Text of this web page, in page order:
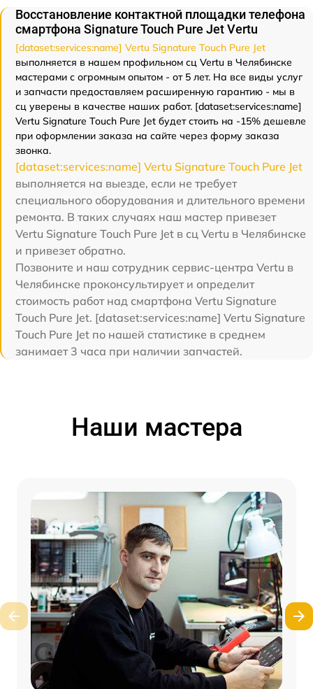
Восстановление контактной площадки телефона
смартфона Signature Touch Pure Jet Vertu
[dataset:services:name] Vertu Signature Touch Pure Jet
выполняется в нашем профильном сц Vertu в Челябинске
мастерами с огромным опытом - от 5 лет. На все виды услуг
и запчасти предоставляем расширенную гарантию - мы в
сц уверены в качестве наших работ. [dataset:services:name]
Vertu Signature Touch Pure Jet будет стоить на -15% дешевле
при оформлении заказа на сайте через форму заказа
звонка.
[dataset:services:name] Vertu Signature Touch Pure Jet
выполняется на выезде, если не требует
специального оборудования и длительного времени
ремонта. В таких случаях наш мастер привезет
Vertu Signature Touch Pure Jet в сц Vertu в Челябинске
и привезет обратно.
Позвоните и наш сотрудник сервис-центра Vertu в
Челябинске проконсультирует и определит
стоимость работ над смартфона Vertu Signature
Touch Pure Jet. [dataset:services:name] Vertu Signature
Touch Pure Jet по нашей статистике в среднем
занимает 3 часа при наличии запчастей.
Наши мастера